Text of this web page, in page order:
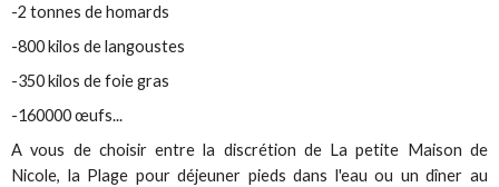
-2 tonnes de homards
-800 kilos de langoustes
-350 kilos de foie gras
-160000 œufs...
A vous de choisir entre la discrétion de La petite Maison de
Nicole, la Plage pour déjeuner pieds dans l'eau ou un dîner au